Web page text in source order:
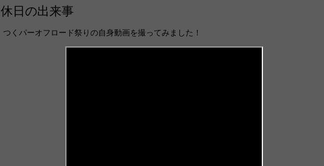
休日の出来事
つくパーオフロード祭りの自身動画を撮ってみました！